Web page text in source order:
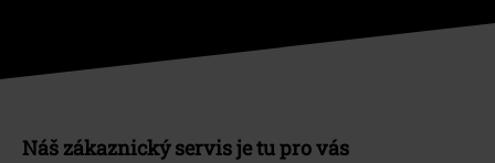
Náš zákaznický servis je tu pro vás